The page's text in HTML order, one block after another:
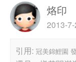
烙印
2013-
引用: 冠美錦鯉園